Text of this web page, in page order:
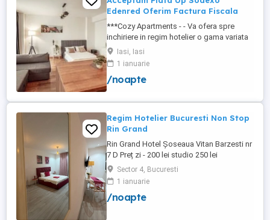
Edenred Oferim Factura Fiscala
***Cozy Apartments - - Va ofera spre
inchiriere in regim hotelier o gama variata
de apartamente si garsoniere situate in
puncte cheie ale orasului doar in
complexe rezidentiale noi: *Zona Palas
Mall - Centru - Complex Lazar Residence;
Residence; *Zona Palas Mall - ...
Iasi, Iasi
1 ianuarie
/noapte
Regim Hotelier Bucuresti Non Stop
Rin Grand
Rin Grand Hotel Șoseaua Vitan Barzesti nr
7 D Preț zi - 200 lei studio 250 lei
apartament
Sector 4, Bucuresti
1 ianuarie
/noapte